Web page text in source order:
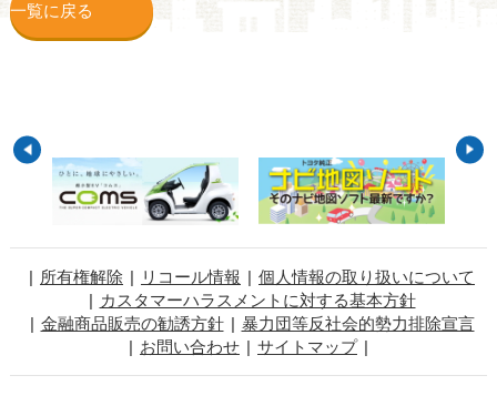
一覧に戻る
所有権解除 リコール情報
個人情報の取り扱いについて
カスタマーハラスメントに対する基本方針
金融商品販売の勧誘方針
暴力団等反社会的勢力排除宣言
お問い合わせ
サイトマップ